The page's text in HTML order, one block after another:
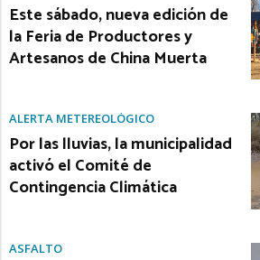
Este sábado, nueva edición de
la Feria de Productores y
Artesanos de China Muerta
ALERTA METEREOLÓGICO
Por las lluvias, la municipalidad
activó el Comité de
Contingencia Climática
ASFALTO